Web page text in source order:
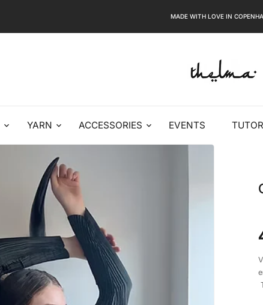
MADE WITH LOVE IN
YARN ACCESSORIES EVENTS